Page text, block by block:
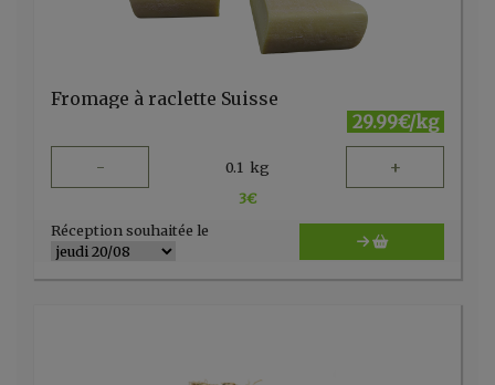
Fromage à raclette Suisse
29.99€/kg
- 0.1 kg +
3€
Réception souhaitée le